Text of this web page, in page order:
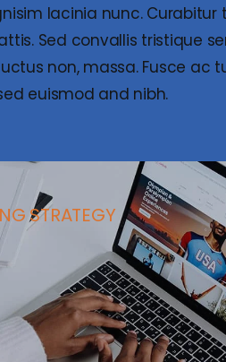
lacinia nunc.
Sed convallis tristique
non, massa. Fusce ac
euismod and nibh.
STRATEGY